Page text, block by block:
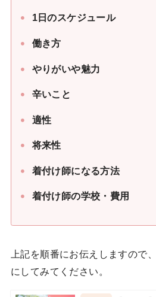
1日のスケジュール
働き方
やりがいや魅力
辛いこと
適性
将来性
着付け師になる方法
着付け師の学校・費用
上記を順番にお伝えしますので
にしてみてください。